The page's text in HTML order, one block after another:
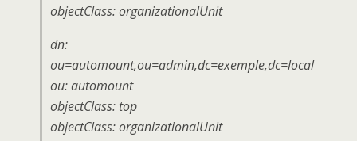
objectClass: organizationalUnit
dn:
ou=automount,ou=admin,dc=exemple,dc=local
ou: automount
objectClass: top
objectClass: organizationalUnit